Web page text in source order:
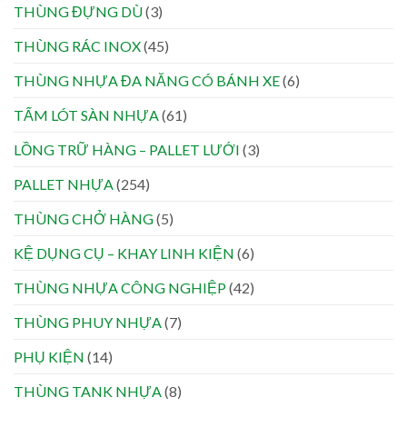
THÙNG ĐỰNG DÙ(3)
THÙNG RÁC INOX(45)
THÙNG NHỰA ĐA NĂNG CÓ BÁNH XE(6)
TẤM LÓT SÀN NHỰA(61)
LỒNG TRỮ HÀNG – PALLET LƯỚI (3)
PALLET NHỰA(254)
THÙNG CHỞ HÀNG(5)
KỆ DỤNG CỤ – KHAY LINH KIỆN (6)
THÙNG NHỰA CÔNG NGHIỆP(42)
THÙNG PHUY NHỰA(7)
PHỤ KIỆN (14)
THÙNG TANK NHỰA(8)